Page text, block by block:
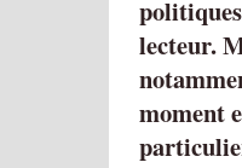
lecteur.
moment